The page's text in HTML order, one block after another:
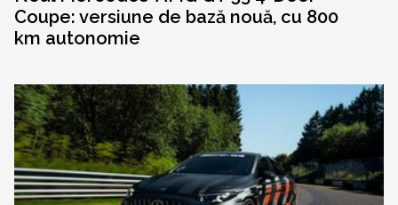
Coupe: versiune de bază nouă, cu 800
km autonomie